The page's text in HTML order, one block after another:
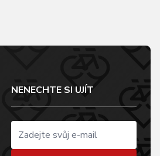
NENECHTE SI UJÍT